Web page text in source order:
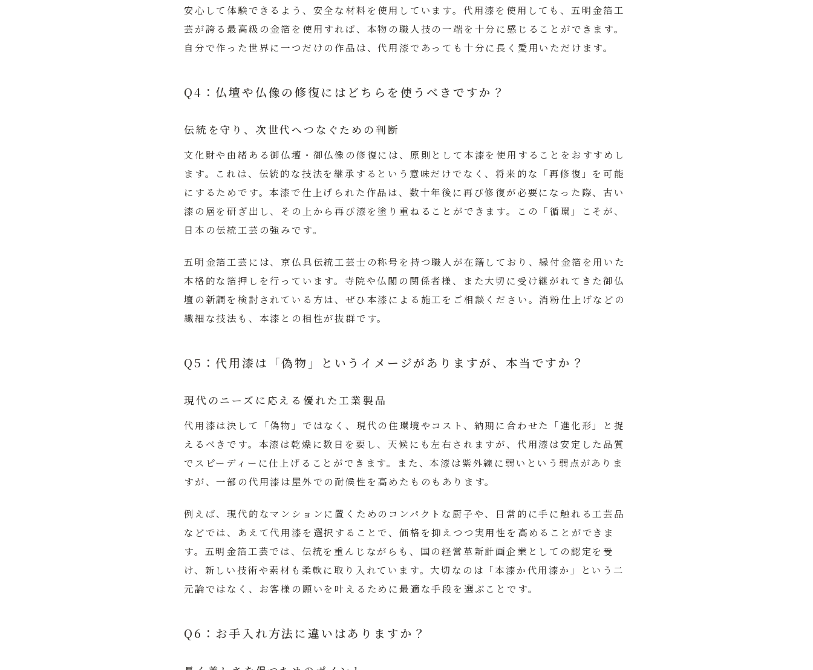
安心して体験できるよう、安全な材料を使用しています。代用漆を使用しても、五明金箔工
芸が誇る最高級の金箔を使用すれば、本物の職人技の一端を十分に感じることができます。
自分で作った世界に一つだけの作品は、代用漆であっても十分に長く愛用いただけます。
Q4：仏壇や仏像の修復にはどちらを使うべきですか？
伝統を守り、次世代へつなぐための判断
文化財や由緒ある御仏壇・御仏像の修復には、原則として本漆を使用することをおすすめし
ます。
これは、伝統的な技法を継承するという意味だけでなく、将来的な「再修復」を可能
にするためです。本漆で仕上げられた作品は、数十年後に再び修復が必要になった際、古い
漆の層を研ぎ出し、その上から再び漆を塗り重ねることができます。この「循環」こそが、
日本の伝統工芸の強みです。
五明金箔工芸には、京仏具伝統工芸士の称号を持つ職人が在籍しており、縁付金箔を用いた
本格的な箔押しを行っています。寺院や仏閣の関係者様、また大切に受け継がれてきた御仏
壇の新調を検討されている方は、ぜひ本漆による施工をご相談ください。消粉仕上げなどの
繊細な技法も、本漆との相性が抜群です。
Q5：代用漆は「偽物」というイメージがありますが、本当ですか？
現代のニーズに応える優れた工業製品
代用漆は決して「偽物」ではなく、現代の住環境やコスト、納期に合わせた「進化形」と捉
えるべきです。 本漆は乾燥に数日を要し、天候にも左右されますが、代用漆は安定した品質
でスピーディーに仕上げることができます。また、本漆は紫外線に弱いという弱点がありま
すが、一部の代用漆は屋外での耐候性を高めたものもあります。
例えば、現代的なマンションに置くためのコンパクトな厨子や、日常的に手に触れる工芸品
などでは、あえて代用漆を選択することで、価格を抑えつつ実用性を高めることができま
す。五明金箔工芸では、伝統を重んじながらも、国の経営革新計画企業としての認定を受
け、新しい技術や素材も柔軟に取り入れています。大切なのは「本漆か代用漆か」という二
元論ではなく、お客様の願いを叶えるために最適な手段を選ぶことです。
Q6：お手入れ方法に違いはありますか？